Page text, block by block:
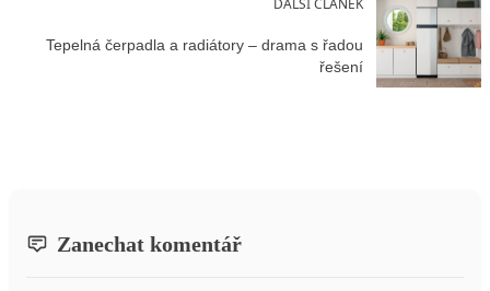
DALŠÍ ČLÁNEK
Tepelná čerpadla a radiátory – drama s řadou
řešení
Zanechat komentář